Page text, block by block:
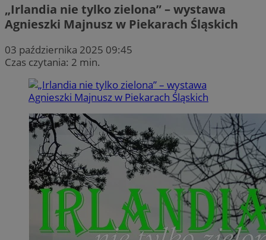
„Irlandia nie tylko zielona” – wystawa
Agnieszki Majnusz w Piekarach Śląskich
03 października 2025 09:45
Czas czytania: 2 min.